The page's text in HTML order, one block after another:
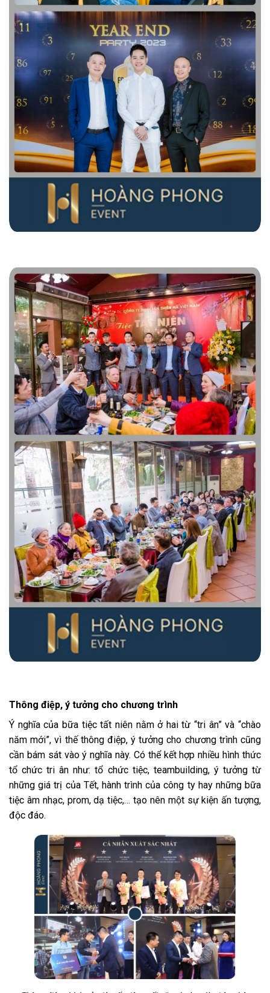
Thông điệp, ý tưởng cho chương trình
Ý nghĩa của bữa tiệc tất niên nằm ở hai từ “tri ân” và “chào
năm mới”, vì thế thông điệp, ý tưởng cho chương trình cũng
cần bám sát vào ý nghĩa này. Có thể kết hợp nhiều hình thức
tổ chức tri ân như: tổ chức tiệc, teambuilding, ý tưởng từ
những giá trị của Tết, hành trình của công ty hay những bữa
tiệc âm nhạc, prom, dạ tiệc,… tạo nên một sự kiện ấn tượng,
độc đáo.